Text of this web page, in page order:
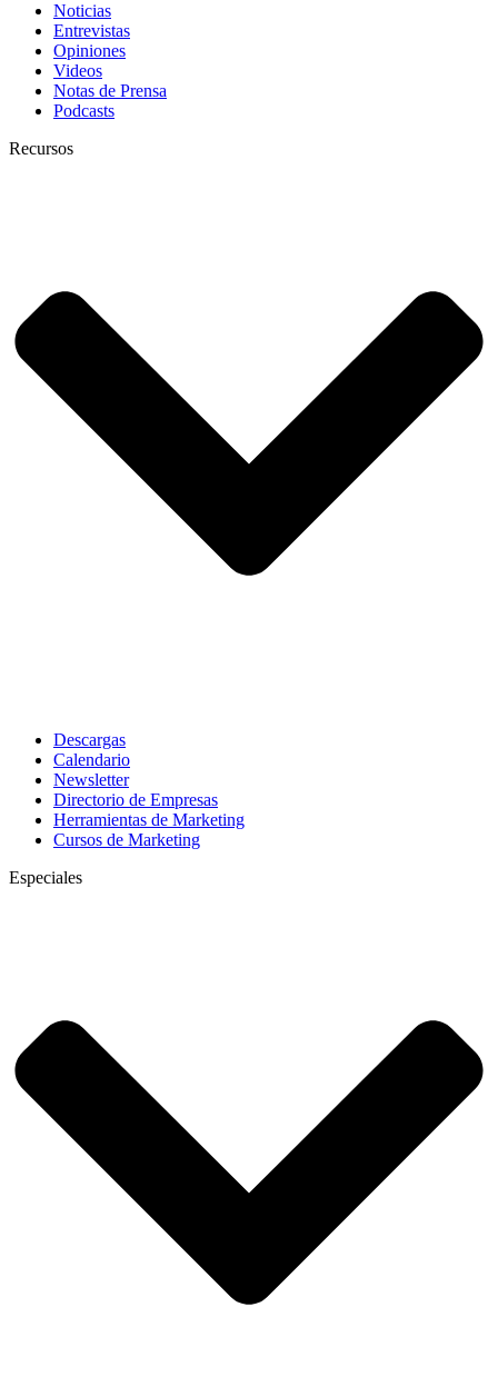
Noticias
Entrevistas
Opiniones
Videos
Notas de Prensa
Podcasts
Recursos
Descargas
Calendario
Newsletter
Directorio de Empresas
Herramientas de Marketing
Cursos de Marketing
Especiales